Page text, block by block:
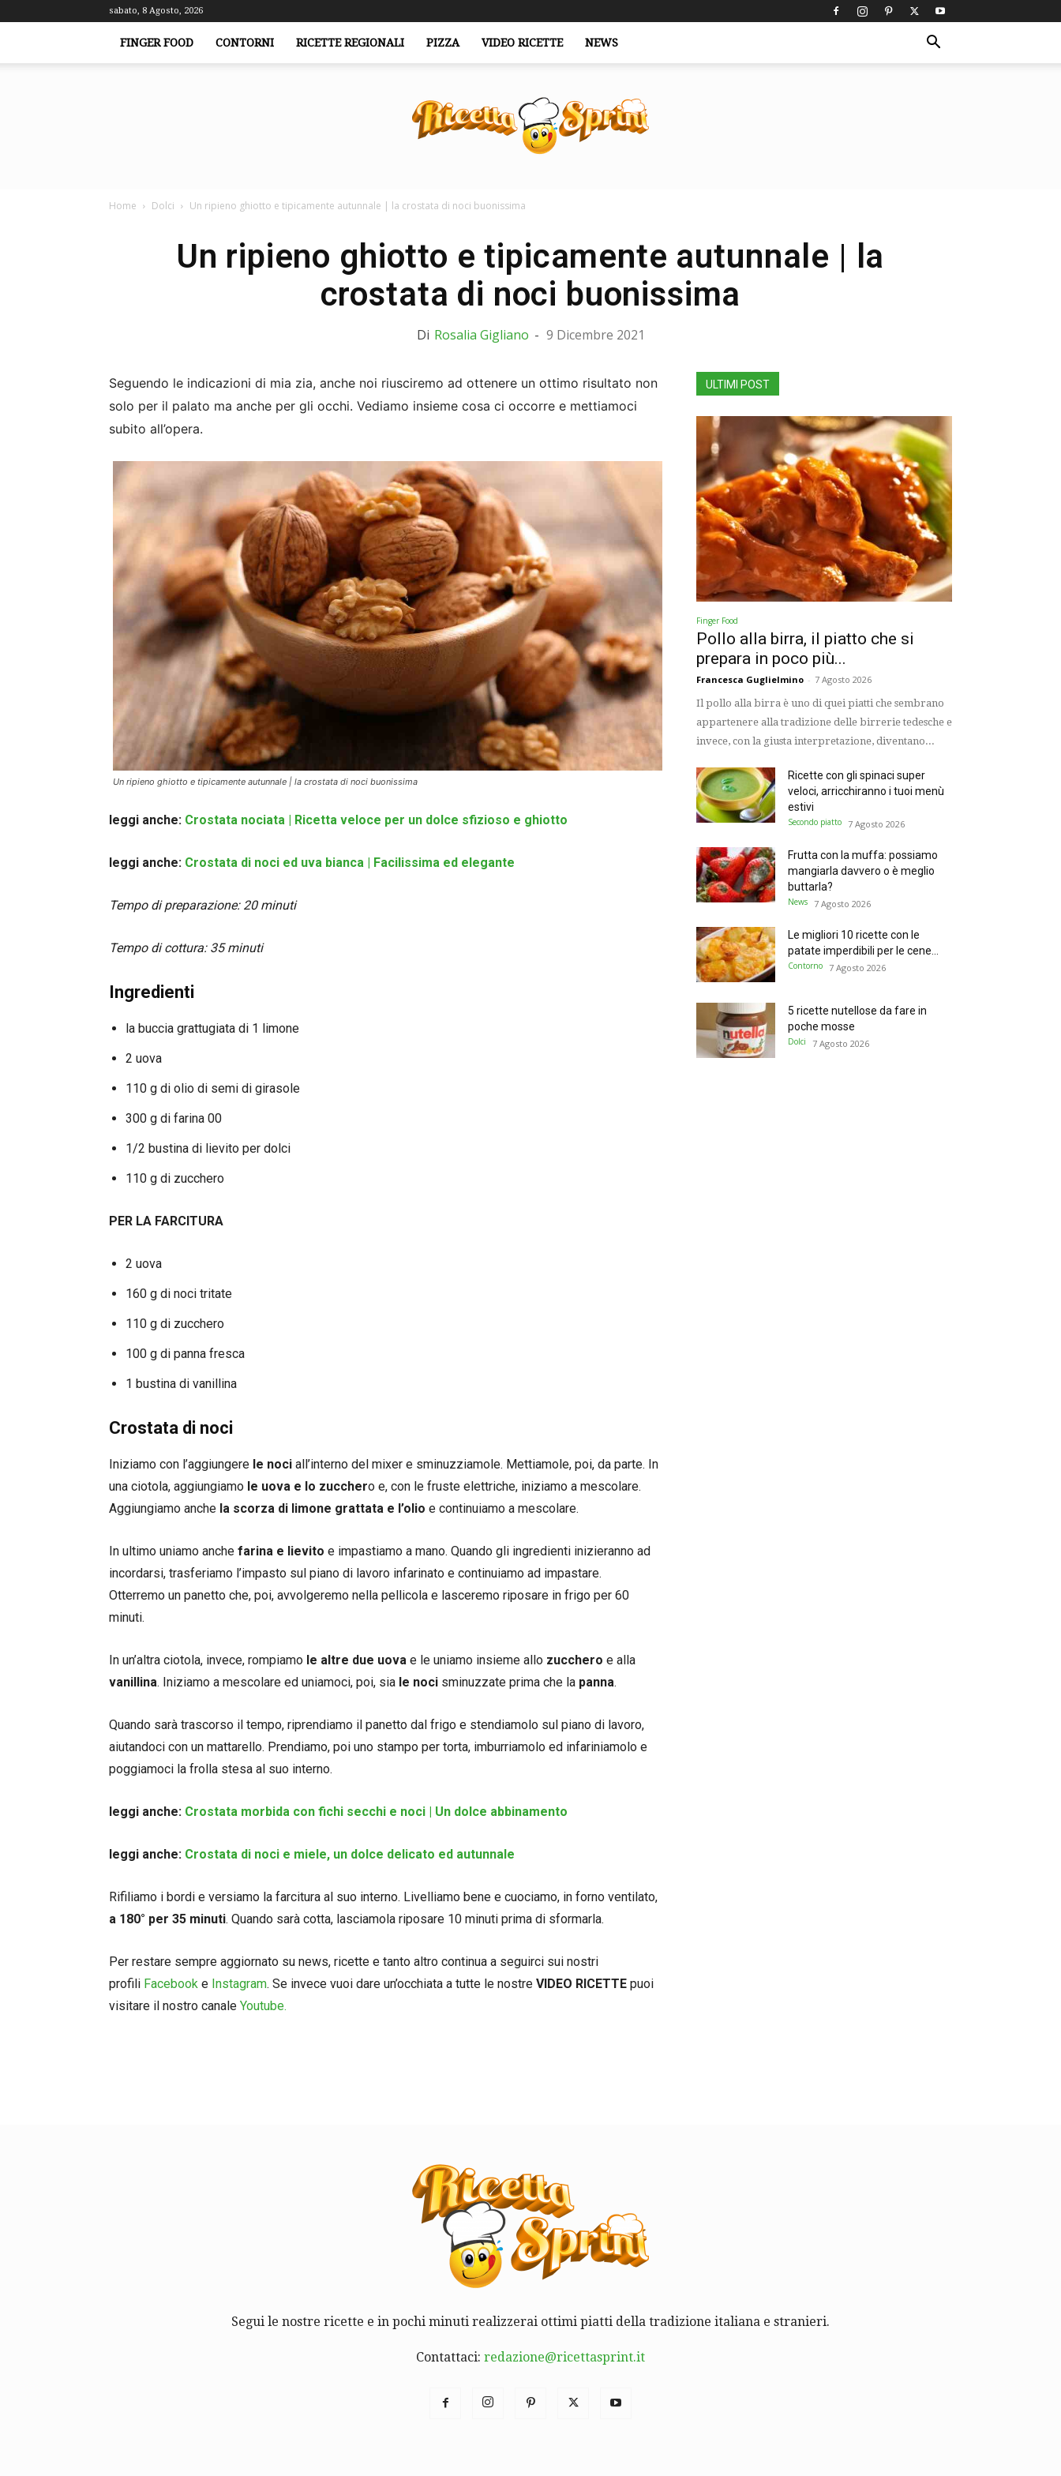
sabato, 8 Agosto, 2026
FINGER FOOD CONTORNI RICETTE REGIONALI PIZZA VIDEO RICETTE NEWS
Home Dolci Un ripieno ghiotto e tipicamente autunnale | la crostata di noci buonissima
Un ripieno ghiotto e tipicamente autunnale | la
crostata di noci buonissima
Di Rosalia Gigliano - 9 Dicembre 2021
Seguendo le indicazioni di mia zia, anche noi riusciremo ad ottenere un ottimo risultato non
solo per il palato ma anche per gli occhi. Vediamo insieme cosa ci occorre e mettiamoci
subito all’opera.
Un ripieno ghiotto e tipicamente autunnale | la crostata di noci buonissima
leggi anche: Crostata nociata | Ricetta veloce per un dolce sfizioso e ghiotto
leggi anche: Crostata di noci ed uva bianca | Facilissima ed elegante
Tempo di preparazione: 20 minuti
Tempo di cottura: 35 minuti
Ingredienti
la buccia grattugiata di 1 limone
2 uova
110 g di olio di semi di girasole
300 g di farina 00
1/2 bustina di lievito per dolci
110 g di zucchero
PER LA FARCITURA
2 uova
160 g di noci tritate
110 g di zucchero
100 g di panna fresca
1 bustina di vanillina
Crostata di noci
Iniziamo con l’aggiungere le noci all’interno del mixer e sminuzziamole. Mettiamole, poi, da parte. In
una ciotola, aggiungiamo le uova e lo zucchero e, con le fruste elettriche, iniziamo a mescolare.
Aggiungiamo anche la scorza di limone grattata e l’olio e continuiamo a mescolare.
In ultimo uniamo anche farina e lievito e impastiamo a mano. Quando gli ingredienti inizieranno ad
incordarsi, trasferiamo l’impasto sul piano di lavoro infarinato e continuiamo ad impastare.
Otterremo un panetto che, poi, avvolgeremo nella pellicola e lasceremo riposare in frigo per 60
minuti.
In un’altra ciotola, invece, rompiamo le altre due uova e le uniamo insieme allo zucchero e alla
vanillina. Iniziamo a mescolare ed uniamoci, poi, sia le noci sminuzzate prima che la panna.
Quando sarà trascorso il tempo, riprendiamo il panetto dal frigo e stendiamolo sul piano di lavoro,
aiutandoci con un mattarello. Prendiamo, poi uno stampo per torta, imburriamolo ed infariniamolo e
poggiamoci la frolla stesa al suo interno.
leggi anche: Crostata morbida con fichi secchi e noci | Un dolce abbinamento
leggi anche: Crostata di noci e miele, un dolce delicato ed autunnale
Rifiliamo i bordi e versiamo la farcitura al suo interno. Livelliamo bene e cuociamo, in forno ventilato,
a 180° per 35 minuti. Quando sarà cotta, lasciamola riposare 10 minuti prima di sformarla.
Per restare sempre aggiornato su news, ricette e tanto altro continua a seguirci sui nostri
profili Facebook e Instagram. Se invece vuoi dare un’occhiata a tutte le nostre VIDEO RICETTE puoi
visitare il nostro canale Youtube.
ULTIMI POST
Finger Food
Pollo alla birra, il piatto che si
prepara in poco più...
Francesca Guglielmino - 7 Agosto 2026
Il pollo alla birra è uno di quei piatti che sembrano
appartenere alla tradizione delle birrerie tedesche e
invece, con la giusta interpretazione, diventano...
Ricette con gli spinaci super
veloci, arricchiranno i tuoi menù
estivi
Secondo piatto 7 Agosto 2026
Frutta con la muffa: possiamo
mangiarla davvero o è meglio
buttarla?
News 7 Agosto 2026
Le migliori 10 ricette con le
patate imperdibili per le cene...
Contorno 7 Agosto 2026
5 ricette nutellose da fare in
poche mosse
Dolci 7 Agosto 2026
Segui le nostre ricette e in pochi minuti realizzerai ottimi piatti della tradizione italiana e stranieri.
Contattaci: redazione@ricettasprint.it